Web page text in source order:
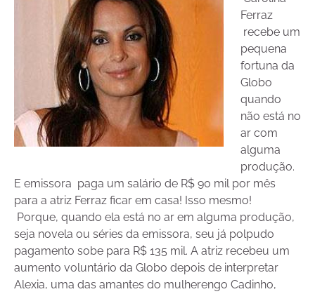
Ferraz
recebe um
pequena
fortuna da
Globo
quando
não está no
ar com
alguma
produção.
E emissora paga um salário de R$ 90 mil por mês
para a atriz Ferraz ficar em casa! Isso mesmo!
Porque, quando ela está no ar em alguma produção,
seja novela ou séries da emissora, seu já polpudo
pagamento sobe para R$ 135 mil. A atriz recebeu um
aumento voluntário da Globo depois de interpretar
Alexia, uma das amantes do mulherengo Cadinho,